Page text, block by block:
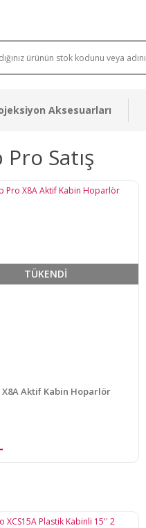
Aksesuarları
Satış
TÜKENDİ
X8A Aktif Kabin Hoparlör